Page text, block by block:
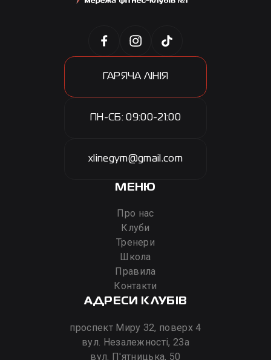
МЕНЮ
Про нас
Клуби
Тренери
Школа
Правила
Контакти
АДРЕСИ КЛУБІВ
проспект Миру 32, поверх 4
вул. Незалежності, 23а
вул. П'ятницька, 50
ГАРЯЧА ЛІНІЯ
ПН-СБ: 09:00-21:00
xlinegym@gmail.com